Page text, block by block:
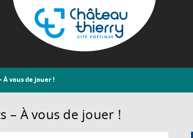
au
contenu
principal
Château-
Thierry
vous de jouer !
– À vous de jouer !